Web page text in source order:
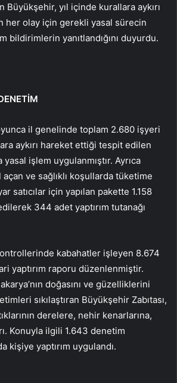
Büyükşehir, yıl içinde kurallara aykırı
her olay için gerekli yasal sürecin
bildirimlerin yanıtlandığını duyurdu.
il genelinde toplam 2.680 işyeri
aykırı hareket ettiği tespit edilen
işlem uygulanmıştır. Ayrıca
ve sağlıklı koşullarda tüketime
satıcılar için yapılan pakette 1.158
344 adet yaptırım tutanağı
kabahatler işleyen 8.674
yaptırım raporu düzenlenmiştir.
doğasını ve güzelliklerini
sıkılaştıran Büyükşehir Zabıtası,
derelere, nehir kenarlarına,
Konuyla ilgili 1.643 denetim
kişiye yaptırım uygulandı.